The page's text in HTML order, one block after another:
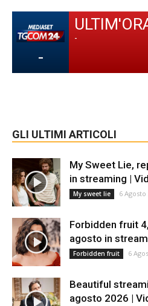
-
-
GLI ULTIMI ARTICOLI
My Sweet Lie,
in streaming |
My sweet lie 6 Agosto
Forbidden fruit
agosto in
Forbidden fruit 6
Beautiful
agosto 2026 |